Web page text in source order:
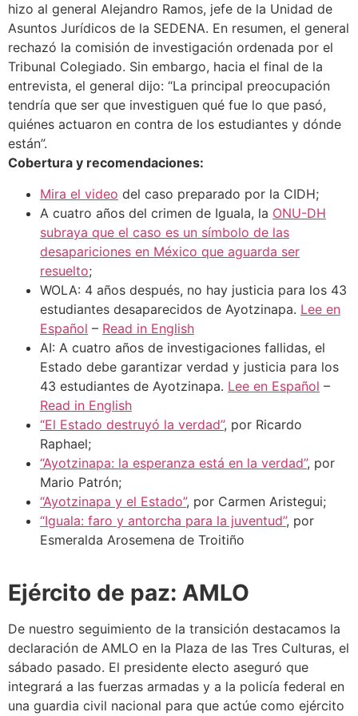
hizo al general Alejandro Ramos, jefe de la Unidad de
Asuntos Jurídicos de la SEDENA. En resumen, el general
rechazó la comisión de investigación ordenada por el
Tribunal Colegiado. Sin embargo, hacia el final de la
entrevista, el general dijo: “La principal preocupación
tendría que ser que investiguen qué fue lo que pasó,
quiénes actuaron en contra de los estudiantes y dónde
están”.
Cobertura y recomendaciones:
Mira el video del caso preparado por la CIDH;
A cuatro años del crimen de Iguala, la ONU-DH
subraya que el caso es un símbolo de las
desapariciones en México que aguarda ser
resuelto;
WOLA: 4 años después, no hay justicia para los 43
estudiantes desaparecidos de Ayotzinapa. Lee en
Español – Read in English
AI: A cuatro años de investigaciones fallidas, el
Estado debe garantizar verdad y justicia para los
43 estudiantes de Ayotzinapa. Lee en Español –
Read in English
“El Estado destruyó la verdad”, por Ricardo
Raphael;
“Ayotzinapa: la esperanza está en la verdad”, por
Mario Patrón;
“Ayotzinapa y el Estado”, por Carmen Aristegui;
“Iguala: faro y antorcha para la juventud”, por
Esmeralda Arosemena de Troitiño
Ejército de paz: AMLO
De nuestro seguimiento de la transición destacamos la
declaración de AMLO en la Plaza de las Tres Culturas, el
sábado pasado. El presidente electo aseguró que
integrará a las fuerzas armadas y a la policía federal en
una guardia civil nacional para que actúe como ejército